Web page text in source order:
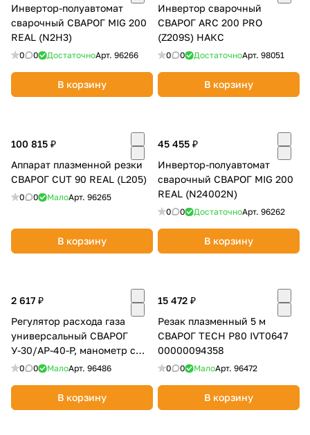
Инвертор-полуавтомат
сварочный СВАРОГ MIG 200
REAL (N2H3)
0 0 ДостаточноАрт. 96266
В корзину
Инвертор сварочный
СВАРОГ ARC 200 PRO
(Z209S) НАКС
0 0 ДостаточноАрт. 98051
В корзину
100 815 ₽
Аппарат плазменной резки
СВАРОГ CUT 90 REAL (L205)
0 0 МалоАрт. 96265
В корзину
45 455 ₽
Инвертор-полуавтомат
сварочный СВАРОГ MIG 200
REAL (N24002N)
0 0 ДостаточноАрт. 96262
В корзину
2 617 ₽
Регулятор расхода газа
универсальный СВАРОГ
У-30/АР-40-Р, манометр с
поверкой 00000100544
0 0 МалоАрт. 96486
В корзину
15 472 ₽
Резак плазменный 5 м
СВАРОГ TECH P80 IVT0647
00000094358
0 0 МалоАрт. 96472
В корзину
недели